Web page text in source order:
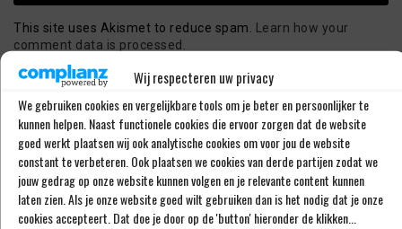
Wij respecteren uw privacy
We gebruiken cookies en vergelijkbare tools om je beter en persoonlijker te
kunnen helpen. Naast functionele cookies die ervoor zorgen dat de website
goed werkt plaatsen wij ook analytische cookies om voor jou de website
constant te verbeteren. Ook plaatsen we cookies van derde partijen zodat we
jouw gedrag op onze website kunnen volgen en je relevante content kunnen
laten zien. Als je onze website goed wilt gebruiken dan is het nodig dat je onze
cookies accepteert. Dat doe je door op de 'button' hieronder de klikken...
This site uses Akismet to reduce spam.
Learn how your
comment data is processed.
LAATSTE BERICHTEN
PSV LAAT SPITS GAAN MAAR BEDING WEL
EEN ‘MATCHINGRIGHT’